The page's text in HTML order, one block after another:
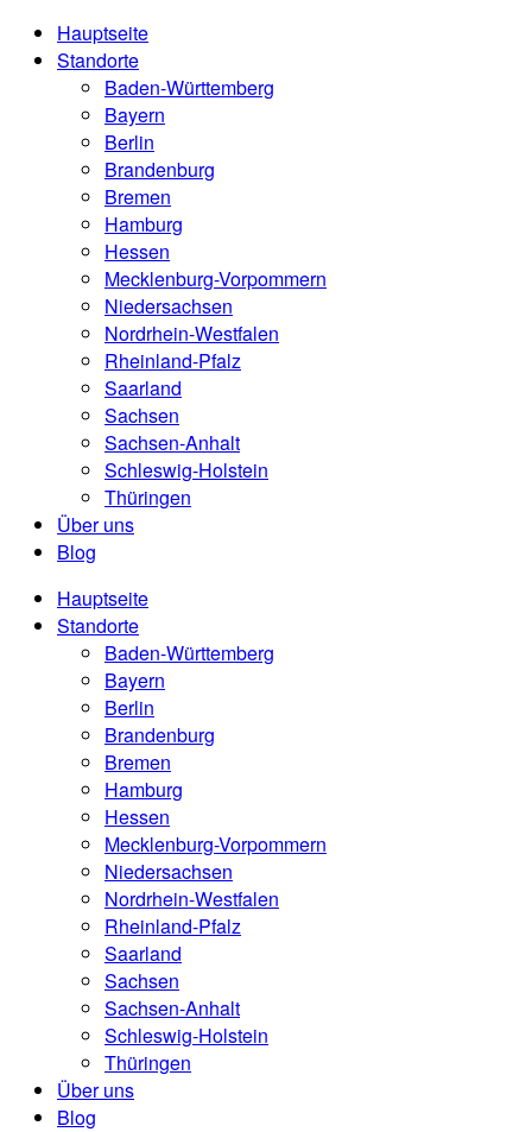
Hauptseite
Standorte
Baden-Württemberg
Bayern
Berlin
Brandenburg
Bremen
Hamburg
Hessen
Mecklenburg-Vorpommern
Niedersachsen
Nordrhein-Westfalen
Rheinland-Pfalz
Saarland
Sachsen
Sachsen-Anhalt
Schleswig-Holstein
Thüringen
Über uns
Blog
Hauptseite
Standorte
Baden-Württemberg
Bayern
Berlin
Brandenburg
Bremen
Hamburg
Hessen
Mecklenburg-Vorpommern
Niedersachsen
Nordrhein-Westfalen
Rheinland-Pfalz
Saarland
Sachsen
Sachsen-Anhalt
Schleswig-Holstein
Thüringen
Über uns
Blog